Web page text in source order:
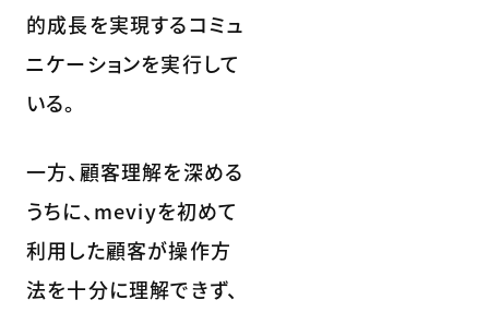
的成長を実現するコミュ
ニケーションを実行して
いる。
一方、顧客理解を深める
うちに、meviyを初めて
利用した顧客が操作方
法を十分に理解できず、